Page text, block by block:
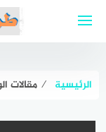
الرئيسية ⁄ مقالات